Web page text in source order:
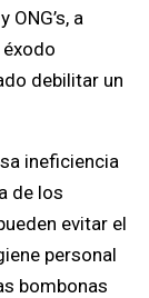
a
debilitar un
ineficiencia
de los
evitar el
personal
bombonas